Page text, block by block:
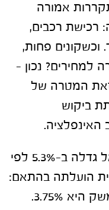
אמורה
רכישת רכבים,
וכשקונים פחות,
למחירים? נכון –
המטרה של
ביקוש
האינפלציה.
בשנת 2022 האינפלציה בישראל גדלה ב-5.3% לפי
הועלתה בהתאם:
נכון לפברואר 2023, הריבית במשק היא 3.75%.